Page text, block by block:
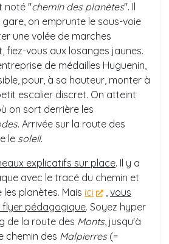
noté "chemin des planètes". Il
on emprunte le sous-voie
une volée de marches
fiez-vous aux losanges jaunes.
de médailles Huguenin,
pour, à sa hauteur, monter à
escalier discret. On atteint
on sort derrière les
. Arrivée sur la route des
le soleil.
explicatifs sur place. Il y a
avec le tracé du chemin et
planètes. Mais ici , vous
flyer pédagogique. Soyez hyper
de la route des Monts, jusqu'à
chemin des Malpierres (=